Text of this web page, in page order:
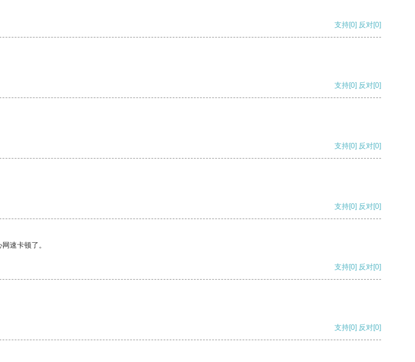
支持[0] 反对[0]
支持[0] 反对[0]
支持[0] 反对[0]
支持[0] 反对[0]
速卡顿了。
支持[0] 反对[0]
支持[0] 反对[0]